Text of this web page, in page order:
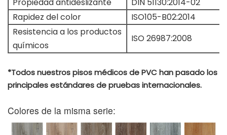
Rapidez del color
ISO105-B02:2014
Resistencia a los productos
químicos
ISO 26987:2008
*Todos nuestros pisos médicos de PVC han pasado los
principales estándares de pruebas internacionales.
Colores de la misma serie: